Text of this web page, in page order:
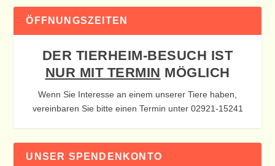
ÖFFNUNGSZEITEN
DER TIERHEIM-BESUCH IST
NUR MIT TERMIN MÖGLICH
Wenn Sie Interesse an einem unserer Tiere haben,
vereinbaren Sie bitte einen Termin unter 02921-15241
UNSER SPENDENKONTO